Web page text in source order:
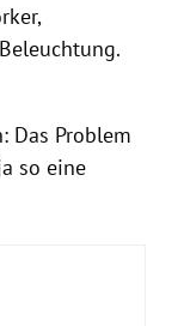
Das Problem
so eine